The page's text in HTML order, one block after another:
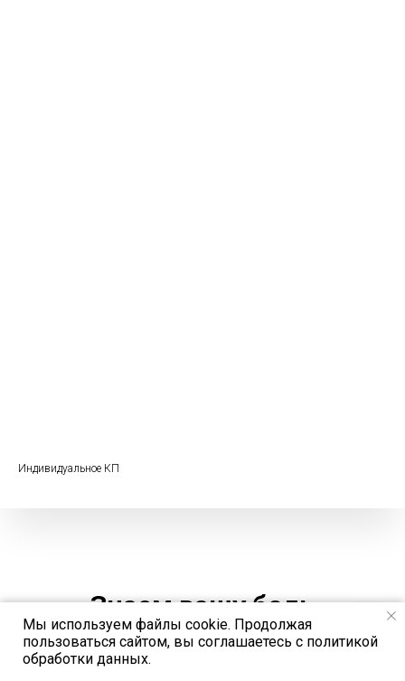
Индивидуальное КП
Знаем вашу боль
Мы используем файлы cookie. Продолжая
пользоваться сайтом, вы соглашаетесь с политикой
обработки данных.